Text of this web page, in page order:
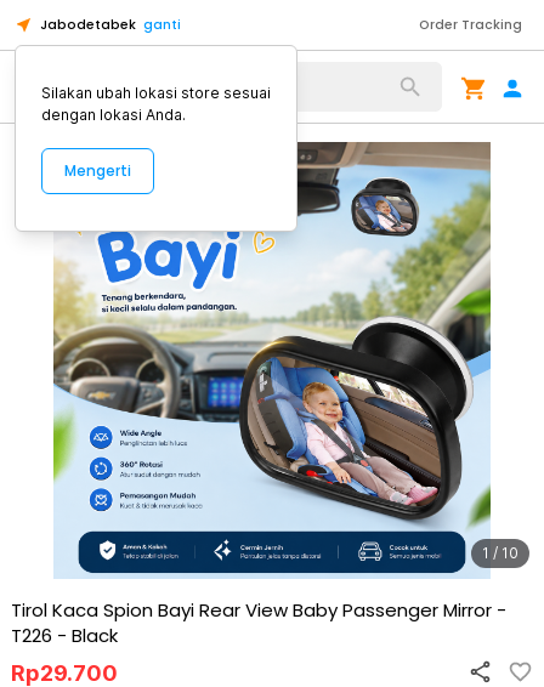
Jabodetabek ganti Order Tracking
Alat Kopi
1 / 10
Tirol Kaca Spion Bayi Rear View Baby Passenger Mirror -
T226 - Black
Rp29.700
Silakan ubah lokasi store sesuai
dengan lokasi Anda.
Mengerti